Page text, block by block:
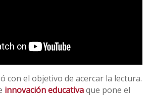
con el objetivo de acercar la lectura.
innovación educativaque pone el